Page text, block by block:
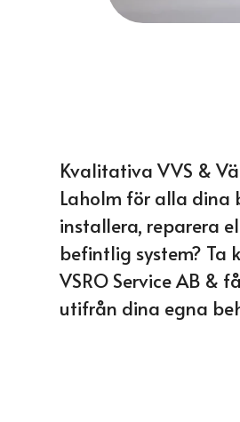
Kvalitativa VVS &
Laholm för alla dina
installera, reparera
befintlig system? Ta
VSRO Service AB &
utifrån dina egna